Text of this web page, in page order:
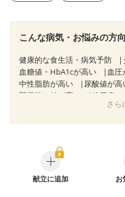
こんな病気・お悩みの方
健康的な食生活・病気予防
血糖値・HbA1cが高い
血
中性脂肪が高い
尿酸値が高
腎機能の値が高い
糖尿病（
逆流
乳がん（抗がん剤治療中）
乳がん（放射線治療中）
乳がん治療を終えた方・経過
さら
献立に追加 お